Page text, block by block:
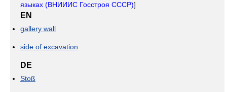
языках (ВНИИИС Госстроя СССР)]
EN
gallery wall
side of excavation
DE
Stoß